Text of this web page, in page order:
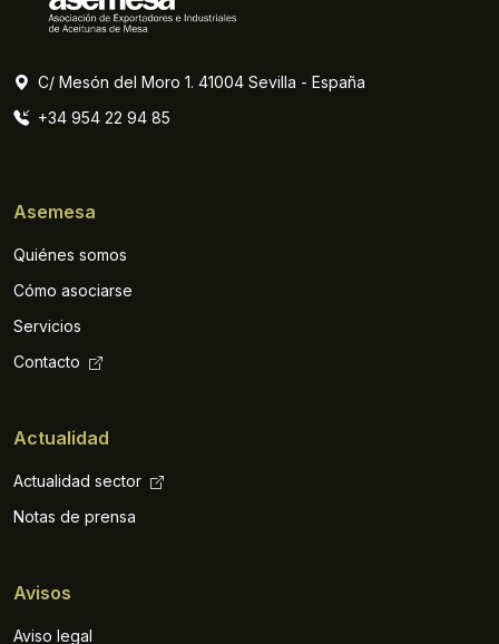
C/ Mesón del Moro 1. 41004 Sevilla - España
+34 954 22 94 85
Asemesa
Quiénes somos
Cómo asociarse
Servicios
Contacto
Actualidad
Actualidad sector
Notas de prensa
Avisos
Aviso legal